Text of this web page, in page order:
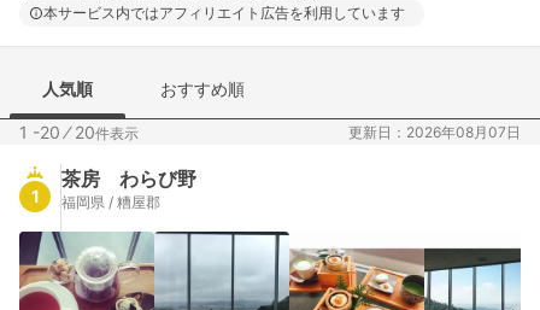
本サービス内ではアフィリエイト広告を利用しています
人気順 おすすめ順
1 -20 ⁄20件表示 更新日：2026年08月07日
1
茶房 わらび野
福岡県 / 糟屋郡